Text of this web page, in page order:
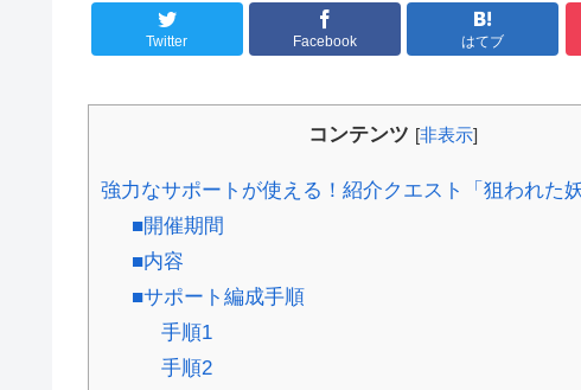
Twitter Facebook はてブ
コンテンツ [非表示]
強力なサポートが使える！紹介クエスト「狙われた
■開催期間
■内容
■サポート編成手順
手順1
手順2